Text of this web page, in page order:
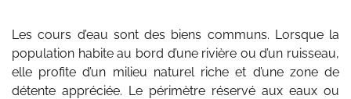
Les cours d’eau sont des biens communs. Lorsque la
population habite au bord d’une rivière ou d’un ruisseau,
elle profite d’un milieu naturel riche et d’une zone de
détente appréciée. Le périmètre réservé aux eaux ou